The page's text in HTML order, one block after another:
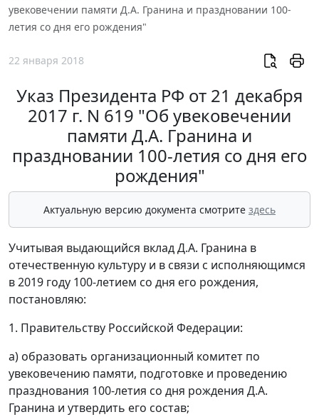
увековечении памяти Д.А. Гранина и праздновании 100-
летия со дня его рождения"
22 января 2018
Указ Президента РФ от 21 декабря
2017 г. N 619 "Об увековечении
памяти Д.А. Гранина и
праздновании 100-летия со дня его
рождения"
Актуальную версию документа смотрите здесь
Учитывая выдающийся вклад Д.А. Гранина в
отечественную культуру и в связи с исполняющимся
в 2019 году 100-летием со дня его рождения,
постановляю:
1. Правительству Российской Федерации:
а) образовать организационный комитет по
увековечению памяти, подготовке и проведению
празднования 100-летия со дня рождения Д.А.
Гранина и утвердить его состав;